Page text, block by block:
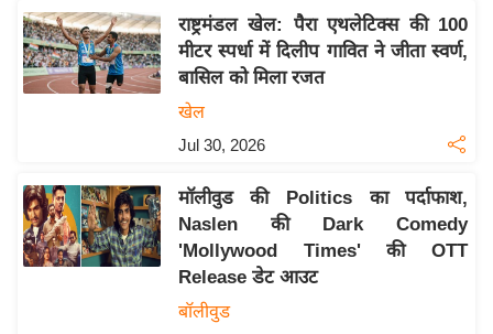
रा
य
ब
ल
क्रि
के
राष्ट्रमंडल खेल: पैरा एथलेटिक्स की 100
मीटर स्पर्धा में दिलीप गावित ने जीता स्वर्ण,
बासिल को मिला रजत
खेल
Jul 30, 2026
मॉलीवुड की Politics का पर्दाफाश,
Naslen की Dark Comedy
'Mollywood Times' की OTT
Release डेट आउट
बॉलीवुड